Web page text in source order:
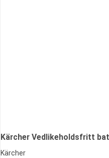
Kärcher Vedlikeholdsfritt
Kärcher